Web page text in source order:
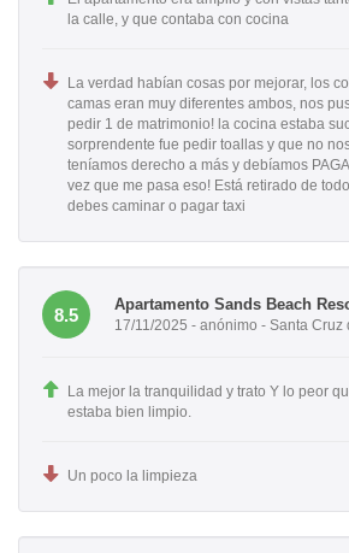
la calle, y que contaba con cocina
La verdad habían cosas por mejorar, los
camas eran muy diferentes ambos, nos
pedir 1 de matrimonio! la cocina estaba
sorprendente fue pedir toallas y que no
teníamos derecho a más y debíamos
vez que me pasa eso! Está retirado de
debes caminar o pagar taxi
8.5
Apartamento Sands Beach
17/11/2025 - anónimo - Santa Cruz
La mejor la tranquilidad y trato Y lo peor
estaba bien limpio.
Un poco la limpieza